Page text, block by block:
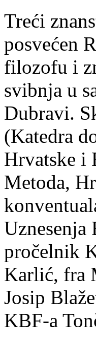
Treći
posvećen
filozofu i
svibnja u
Dubravi.
(Katedra
Hrvatske i
Metoda,
pročelnik
Karlić, fra
Josip
KBF-a